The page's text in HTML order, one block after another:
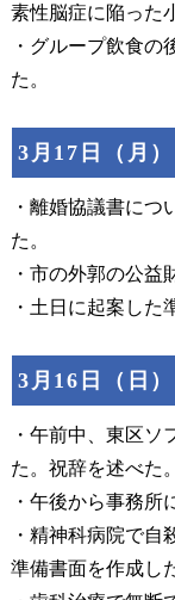
素性脳症に陥った
・グループ飲食の
た。
3月17日（月）
・離婚協議書につ
た。
・市の外郭の公益
・土日に起案した
3月16日（日）
・午前中、東区ソ
た。祝辞を述べた。
・午後から事務所
・精神科病院で
準備書面を作成し